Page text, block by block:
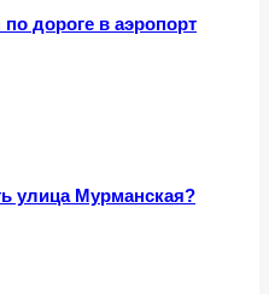
дороге в аэропорт
улица Мурманская?